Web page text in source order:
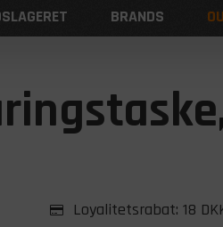
BRANDS
Loyalitetsrabat: 18